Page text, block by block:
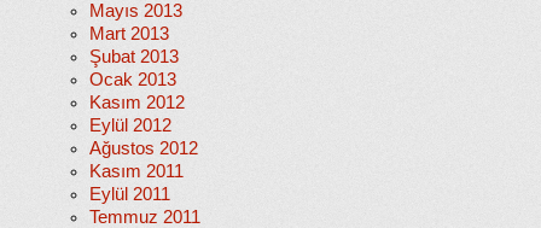
Mayıs 2013
Mart 2013
Şubat 2013
Ocak 2013
Kasım 2012
Eylül 2012
Ağustos 2012
Kasım 2011
Eylül 2011
Temmuz 2011